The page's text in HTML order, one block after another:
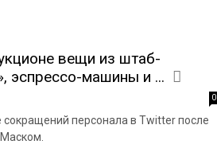
вещи из штаб-
эспрессо-машины и ...
0
персонала в Twitter после